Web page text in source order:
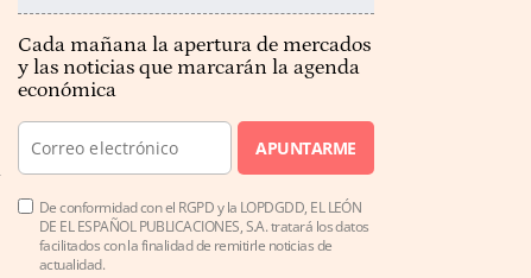
Cada mañana la apertura de mercados
y las noticias que marcarán la agenda
económica
APUNTARME
De conformidad con el RGPD y la LOPDGDD, EL LEÓN
DE EL ESPAÑOL PUBLICACIONES, S.A. tratará los datos
facilitados con la finalidad de remitirle noticias de
actualidad.